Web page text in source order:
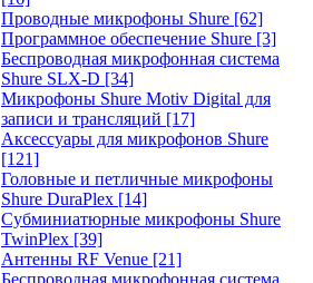
Проводные микрофоны Shure [62]
Программное обеспечение Shure [3]
Беспроводная микрофонная система
Shure SLX-D [34]
Микрофоны Shure Motiv Digital для
записи и трансляций [17]
Аксессуары для микрофонов Shure
[121]
Головные и петличные микрофоны
Shure DuraPlex [14]
Субминиатюрные микрофоны Shure
TwinPlex [39]
Антенны RF Venue [21]
Беспроводная микрофонная система